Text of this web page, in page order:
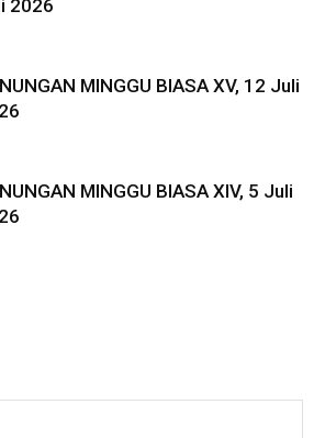
2026
MINGGU BIASA XV, 12 Juli
MINGGU BIASA XIV, 5 Juli